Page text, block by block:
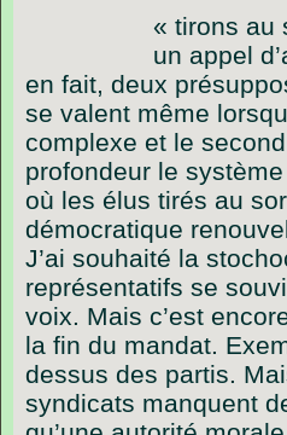
« tirons au
un appel
en fait, deux
se valent même
complexe et le
profondeur le
où les élus tirés au
démocratique
J’ai souhaité la
représentatifs se
voix. Mais c’est
la fin du mandat.
dessus des partis.
syndicats manquent